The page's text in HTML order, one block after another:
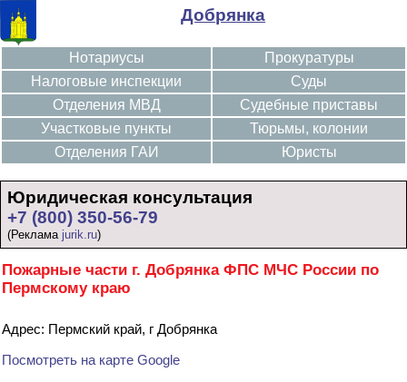
Добрянка
Нотариусы
Налоговые инспекции
Отделения МВД
Участковые пункты
Отделения ГАИ
Прокуратуры
Суды
Судебные приставы
Тюрьмы, колонии
Юристы
Юридическая консультация
+7 (800) 350-56-79
(Реклама jurik.ru)
Пожарные части г. Добрянка ФПС МЧС России по
Пермскому краю
Адрес: Пермский край, г Добрянка
Посмотреть на карте Google